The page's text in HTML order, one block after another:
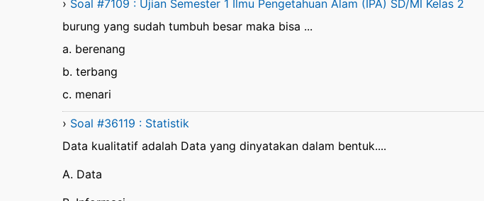
› Soal #7109 : Ujian Semester 1 Ilmu Pengetahuan Alam (IPA) SD/MI Kelas 2
burung yang sudah tumbuh besar maka bisa ...
a. berenang
b. terbang
c. menari
› Soal #36119 : Statistik
Data kualitatif adalah Data yang dinyatakan dalam bentuk....
A. Data